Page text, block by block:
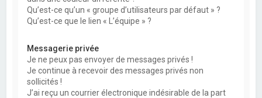
Qu’est-ce qu’un « groupe d’utilisateurs par défaut » ?
Qu’est-ce que le lien « L’équipe » ?
Messagerie privée
Je ne peux pas envoyer de messages privés !
Je continue à recevoir des messages privés non
sollicités !
J’ai reçu un courrier électronique indésirable de la part